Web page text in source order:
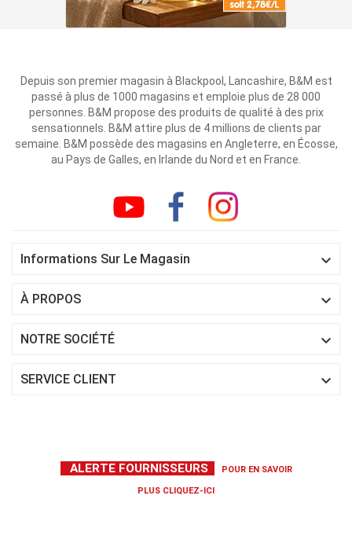
Depuis son premier magasin à Blackpool, Lancashire, B&M est
passé à plus de 1000 magasins et emploie plus de 28 000
personnes. B&M propose des produits de qualité à des prix
sensationnels. B&M attire plus de 4 millions de clients par
semaine. B&M possède des magasins en Angleterre, en Écosse,
au Pays de Galles, en Irlande du Nord et en France.
Informations Sur Le Magasin 
À PROPOS 
NOTRE SOCIÉTÉ 
SERVICE CLIENT 
ALERTE FOURNISSEURS POUR EN SAVOIR
PLUS CLIQUEZ-ICI